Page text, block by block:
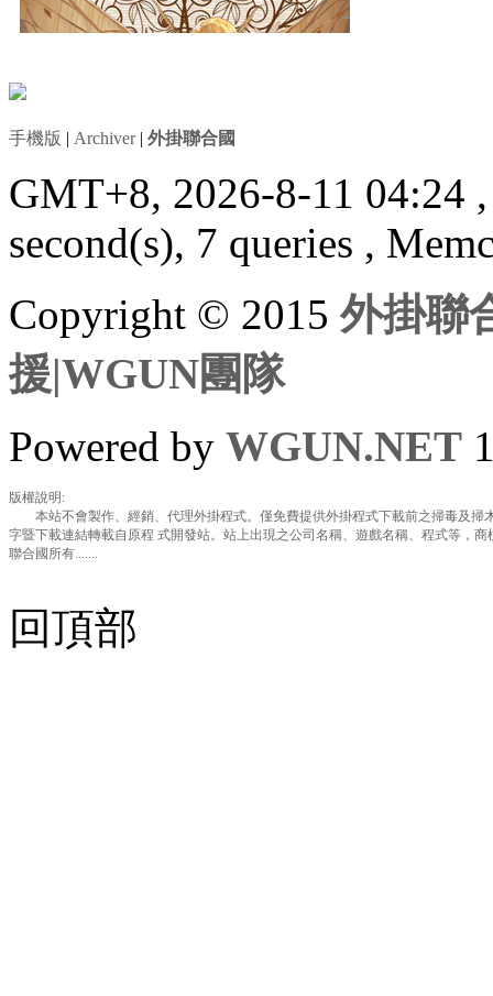
手機版 | Archiver| 外掛聯合國
GMT+8, 2026-8-11 04:24
second(s), 7 queries ,
Copyright © 2015外掛聯
援|WGUN團隊
Powered by WGUN.NET
版權說明:
本站不會製作、經銷、代理外掛程式。僅免費提供外掛程式下載前之掃毒及掃
字暨下載連結轉載自原程 式開發站。站上出現之公司名稱、遊戲名稱、程式等，
聯合國所有.......
回頂部